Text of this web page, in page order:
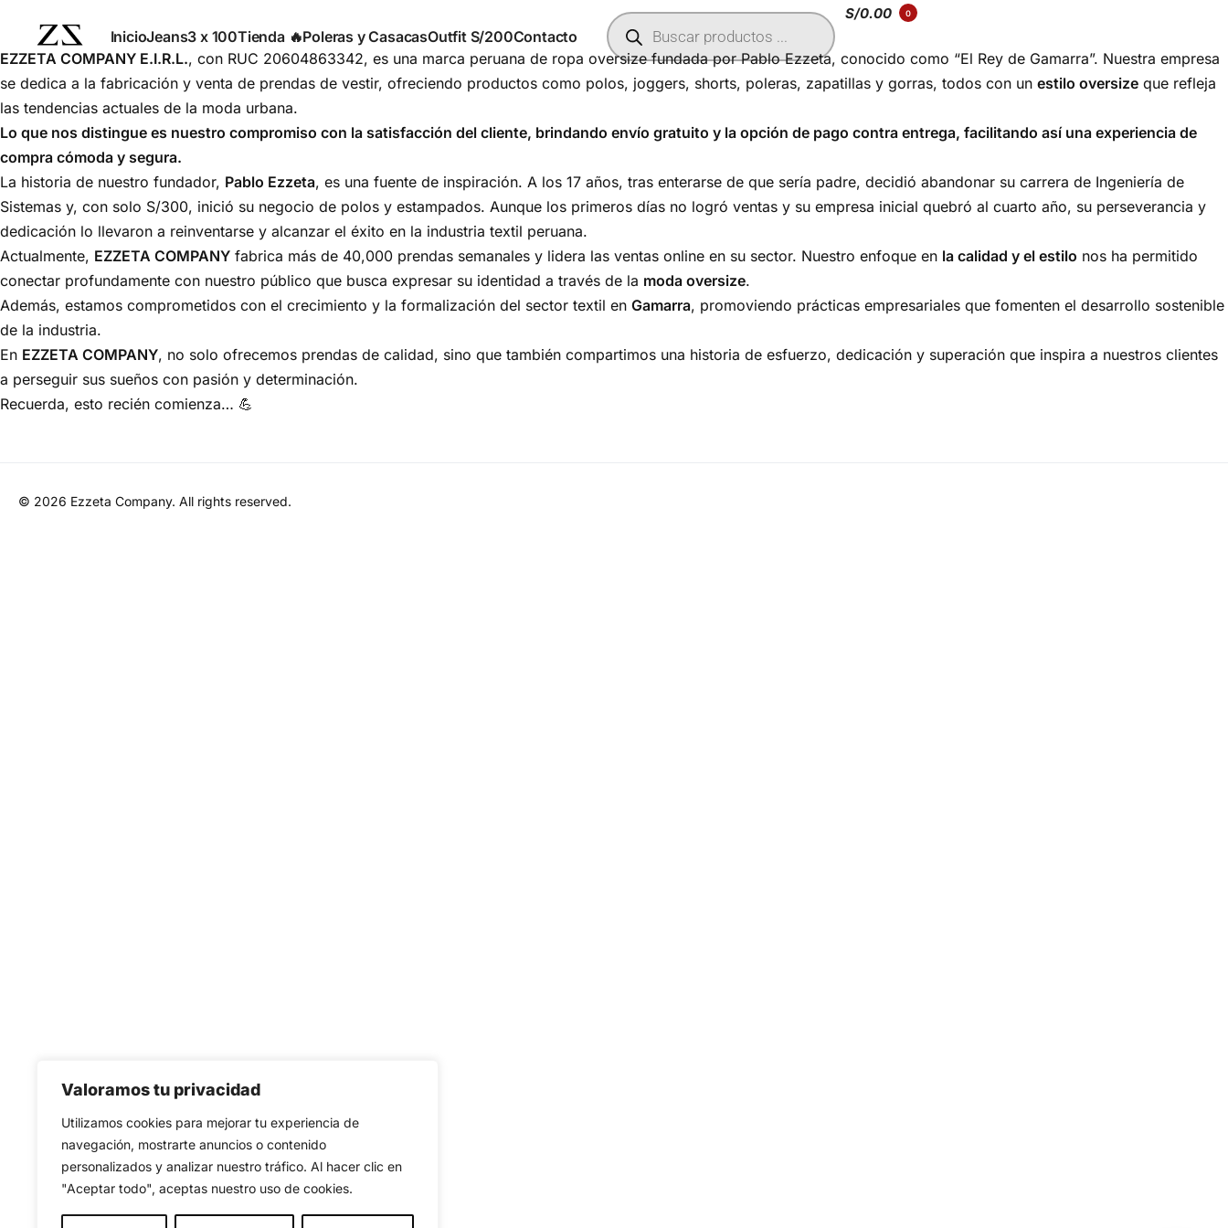
Valoramos tu privacidad
Utilizamos cookies para mejorar tu experiencia de
navegación, mostrarte anuncios o contenido
personalizados y analizar nuestro tráfico. Al hacer clic en
"Aceptar todo", aceptas nuestro uso de cookies.
InicioJeans3 x 100Tienda 🔥Poleras y CasacasOutfit S/200Contacto
S/0.00 0
EZZETA COMPANY E.I.R.L., con RUC 20604863342, es una marca peruana de ropa oversize fundada por Pablo Ezzeta, conocido como “El Rey de Gamarra”. Nuestra empresa
se dedica a la fabricación y venta de prendas de vestir, ofreciendo productos como polos, joggers, shorts, poleras, zapatillas y gorras, todos con un estilo oversize que refleja
las tendencias actuales de la moda urbana.
Lo que nos distingue es nuestro compromiso con la satisfacción del cliente, brindando envío gratuito y la opción de pago contra entrega, facilitando así una experiencia de
compra cómoda y segura.
La historia de nuestro fundador, Pablo Ezzeta, es una fuente de inspiración. A los 17 años, tras enterarse de que sería padre, decidió abandonar su carrera de Ingeniería de
Sistemas y, con solo S/300, inició su negocio de polos y estampados. Aunque los primeros días no logró ventas y su empresa inicial quebró al cuarto año, su perseverancia y
dedicación lo llevaron a reinventarse y alcanzar el éxito en la industria textil peruana.
Actualmente, EZZETA COMPANY fabrica más de 40,000 prendas semanales y lidera las ventas online en su sector. Nuestro enfoque en la calidad y el estilo nos ha permitido
conectar profundamente con nuestro público que busca expresar su identidad a través de la moda oversize.
Además, estamos comprometidos con el crecimiento y la formalización del sector textil en Gamarra, promoviendo prácticas empresariales que fomenten el desarrollo sostenible
de la industria.
En EZZETA COMPANY, no solo ofrecemos prendas de calidad, sino que también compartimos una historia de esfuerzo, dedicación y superación que inspira a nuestros clientes
a perseguir sus sueños con pasión y determinación.
Recuerda, esto recién comienza… 💪
© 2026 Ezzeta Company. All rights reserved.